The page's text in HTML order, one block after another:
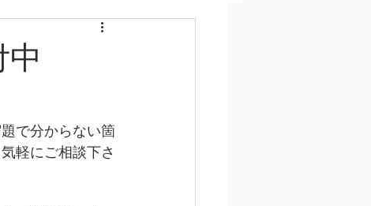
で分からない箇
軽にご相談下さ